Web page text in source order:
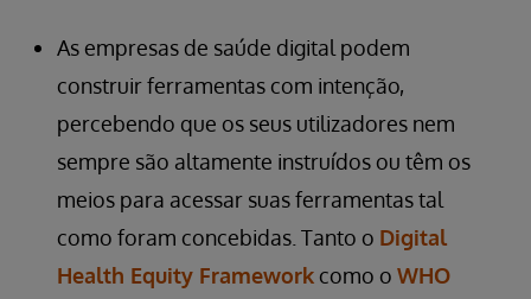
As empresas de saúde digital podem
construir ferramentas com intenção,
percebendo que os seus utilizadores nem
sempre são altamente instruídos ou têm os
meios para acessar suas ferramentas tal
como foram concebidas. Tanto o Digital
Health Equity Framework como o WHO